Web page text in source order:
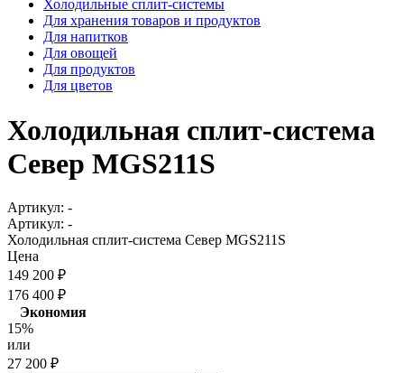
Холодильные сплит-системы
Для хранения товаров и продуктов
Для напитков
Для овощей
Для продуктов
Для цветов
Холодильная сплит-система
Север MGS211S
Артикул: -
Артикул: -
Холодильная сплит-система Север MGS211S
Цена
149 200 ₽
176 400 ₽
Экономия
15%
или
27 200 ₽